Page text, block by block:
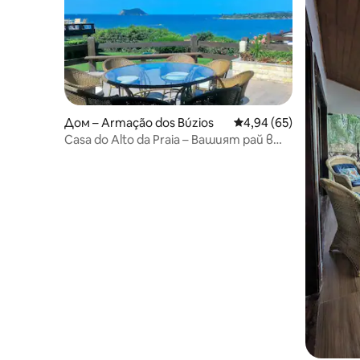
Дом – Armação dos Búzios Средна оценка: 4,94
4,94 (65)
Casa do Alto da Praia – Вашият рай в